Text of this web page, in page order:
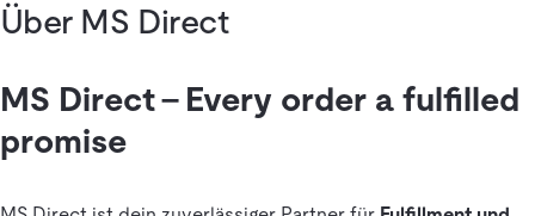
Über MS Direct
MS Direct – Every order a fulfilled
promise